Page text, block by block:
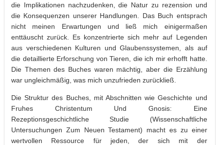
die Implikationen nachzudenken, die Natur zu rezension und
die Konsequenzen unserer Handlungen. Das Buch entsprach
nicht meinen Erwartungen und ließ mich einigermaßen
enttäuscht zurück. Es konzentrierte sich mehr auf Legenden
aus verschiedenen Kulturen und Glaubenssystemen, als auf
die detaillierte Erforschung von Tieren, die ich mir erhofft hatte.
Die Themen des Buches waren mächtig, aber die Erzählung
war ungleichmäßig, was mich unzufrieden zurückließ.
Die Struktur des Buches, mit Abschnitten wie Geschichte und
Fruhes Christentum Und Gnosis: Eine
Rezeptionsgeschichtliche Studie (Wissenschaftliche
Untersuchungen Zum Neuen Testament) macht es zu einer
wertvollen Ressource für jeden, der sich mit der